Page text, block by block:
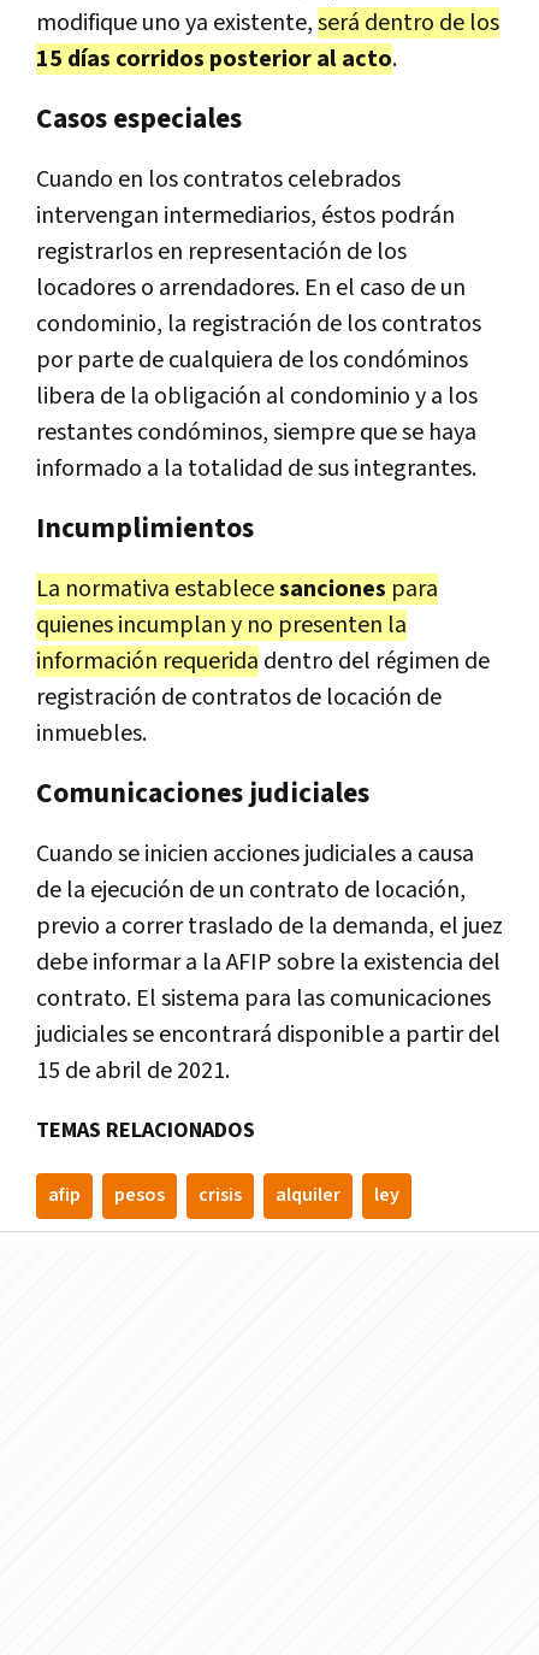
modifique uno ya existente,será dentro de los
15 días corridos posterior al acto.
Casos especiales
Cuando en los contratos celebrados
intervengan intermediarios, éstos podrán
registrarlos en representación de los
locadores o arrendadores. En el caso de un
condominio, la registración de los contratos
por parte de cualquiera de los condóminos
libera de la obligación al condominio y a los
restantes condóminos, siempre que se haya
informado a la totalidad de sus integrantes.
Incumplimientos
La normativa establecesanciones para
quienes incumplan y no presenten la
información requerida dentro del régimen de
registración de contratos de locación de
inmuebles.
Comunicaciones judiciales
Cuando se inicien acciones judiciales a causa
de la ejecución de un contrato de locación,
previo a correr traslado de la demanda, el juez
debe informar a la AFIP sobre la existencia del
contrato. El sistema para las comunicaciones
judiciales se encontrará disponible a partir del
15 de abril de 2021.
TEMAS RELACIONADOS
afip pesos crisis alquiler ley